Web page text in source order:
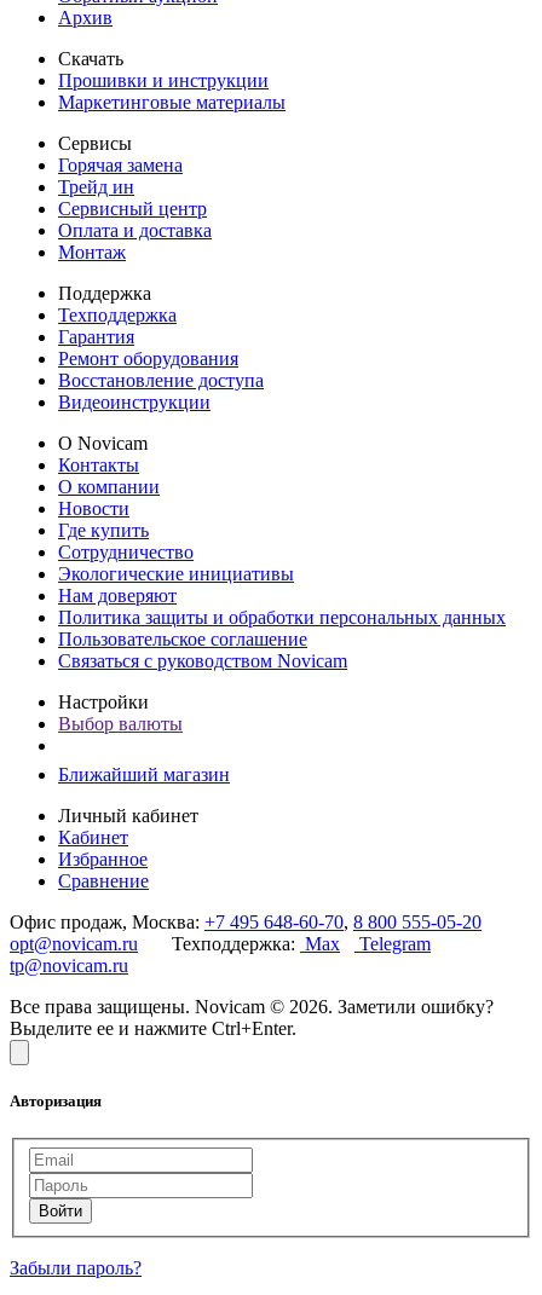
Архив
Скачать
Прошивки и инструкции
Маркетинговые материалы
Сервисы
Горячая замена
Трейд ин
Сервисный центр
Оплата и доставка
Монтаж
Поддержка
Техподдержка
Гарантия
Ремонт оборудования
Восстановление доступа
Видеоинструкции
О Novicam
Контакты
О компании
Новости
Где купить
Сотрудничество
Экологические инициативы
Нам доверяют
Политика защиты и обработки персональных данных
Пользовательское соглашение
Связаться с руководством Novicam
Настройки
Выбор валюты
Ближайший магазин
Личный кабинет
Кабинет
Избранное
Сравнение
Офис продаж, Москва: +7 495 648-60-70, 8 800 555-05-20
opt@novicam.ru Техподдержка: Max
Telegram
tp@novicam.ru
Все права защищены. Novicam © 2026. Заметили ошибку?
Выделите ее и нажмите Ctrl+Enter.
Авторизация
Забыли пароль?